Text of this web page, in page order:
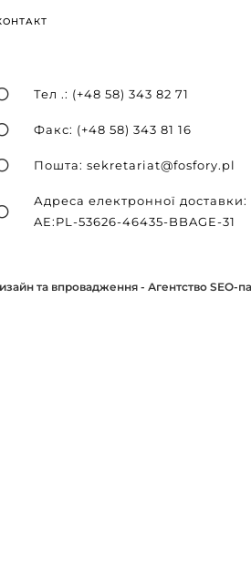
Тел .: (+48 58) 343 82 71
Факс: (+48 58) 343 81 16
Пошта: sekretariat@fosfory.pl
Адреса електронної доставки:
AE:PL-53626-46435-BBAGE-31
та впровадження - Агентство SEO-